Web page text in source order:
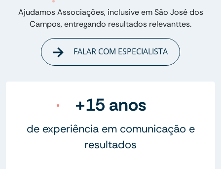
Ajudamos Associações, inclusive em São José dos
Campos, entregando resultados relevanttes.
FALAR COM ESPECIALISTA
+15 anos
de experiência em comunicação e
resultados